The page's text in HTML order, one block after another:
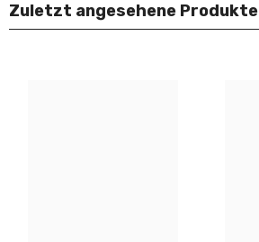
Zuletzt angesehene Produkte